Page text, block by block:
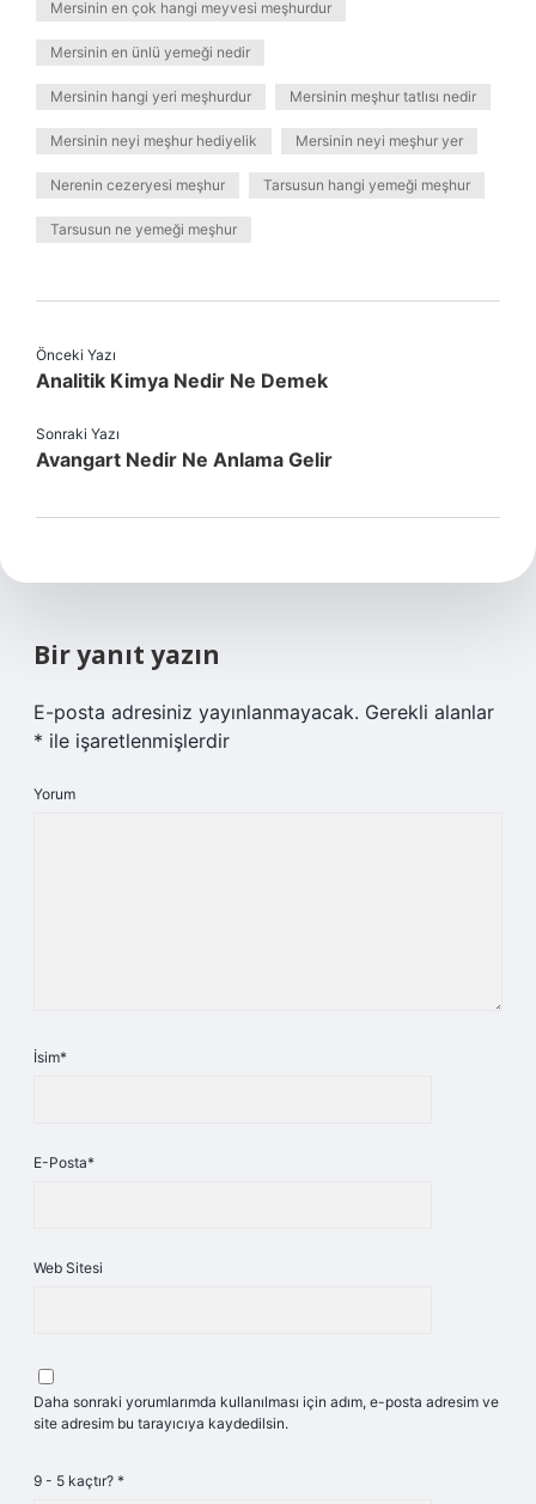
Mersinin en çok hangi meyvesi meşhurdur
Mersinin en ünlü yemeği nedir
Mersinin hangi yeri meşhurdur Mersinin meşhur tatlısı nedir
Mersinin neyi meşhur hediyelik Mersinin neyi meşhur yer
Nerenin cezeryesi meşhur Tarsusun hangi yemeği meşhur
Tarsusun ne yemeği meşhur
Önceki Yazı
Analitik Kimya Nedir Ne Demek
Sonraki Yazı
Avangart Nedir Ne Anlama Gelir
Bir yanıt yazın
E-posta adresiniz yayınlanmayacak. Gerekli alanlar
* ile işaretlenmişlerdir
Yorum
İsim*
E-Posta*
Web Sitesi
Daha sonraki yorumlarımda kullanılması için adım, e-posta adresim ve
site adresim bu tarayıcıya kaydedilsin.
9 - 5 kaçtır? *